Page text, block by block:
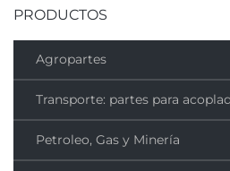
PRODUCTOS
Agropartes
Transporte: partes para
Petroleo, Gas y Minería